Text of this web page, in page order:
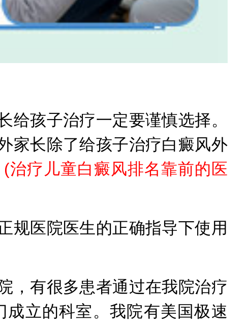
孩子治疗一定要谨慎选择。
家长除了给孩子治疗白癜风外
(治疗儿童白癜风排名靠前的医
医院医生的正确指导下使用
有很多患者通过在我院治疗
立的科室。我院有美国极速